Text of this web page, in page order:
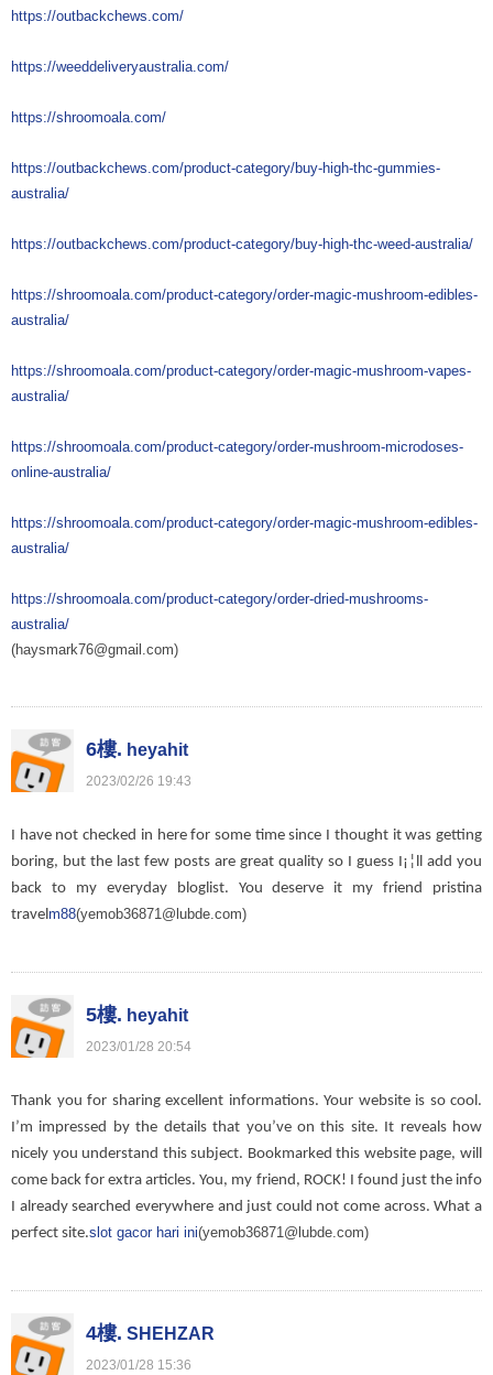
https://outbackchews.com/
https://weeddeliveryaustralia.com/
https://shroomoala.com/
https://outbackchews.com/product-category/buy-high-thc-gummies-
australia/
https://outbackchews.com/product-category/buy-high-thc-weed-australia/
https://shroomoala.com/product-category/order-magic-mushroom-edibles-
australia/
https://shroomoala.com/product-category/order-magic-mushroom-vapes-
australia/
https://shroomoala.com/product-category/order-mushroom-microdoses-
online-australia/
https://shroomoala.com/product-category/order-magic-mushroom-edibles-
australia/
https://shroomoala.com/product-category/order-dried-mushrooms-
australia/
(haysmark76@gmail.com)
6樓. heyahit
2023/02/26 19:43
I have not checked in here for some time since I thought it was getting
boring, but the last few posts are great quality so I guess I¡¦ll add you
back to my everyday bloglist. You deserve it my friend pristina
travelm88(yemob36871@lubde.com)
5樓. heyahit
2023/01/28 20:54
Thank you for sharing excellent informations. Your website is so cool.
I’m impressed by the details that you’ve on this site. It reveals how
nicely you understand this subject. Bookmarked this website page, will
come back for extra articles. You, my friend, ROCK! I found just the info
I already searched everywhere and just could not come across. What a
perfect site.slot gacor hari ini(yemob36871@lubde.com)
4樓. SHEHZAR
2023/01/28 15:36